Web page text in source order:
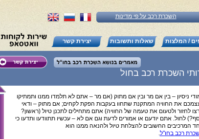
השכרת רכב על פי מדינות
/ המלצות שאלות ותשובות יצירת קשר
השכרת רכב בחול
ניסיון – בין אם מר ובין אם מתוק (אם מר – אתם לא תלמדו ממנו ותמתיקו
את החוויה המתקנת שתחוו בעקבות הפקת לקחים; אם מתוק – ודאי
לחזור ולטעום את טעמה של החוויה) אתם מתחילים לתכנן טיול (ראשון?
לחול. אתם יודעם או אמורים לדעת וגם אם לא – עכשיו תתוודעו ותדעו כי
המרכיבים החשובים להצלחת טיול ולהנאה ממנו הוא
רכב בחו"ל.